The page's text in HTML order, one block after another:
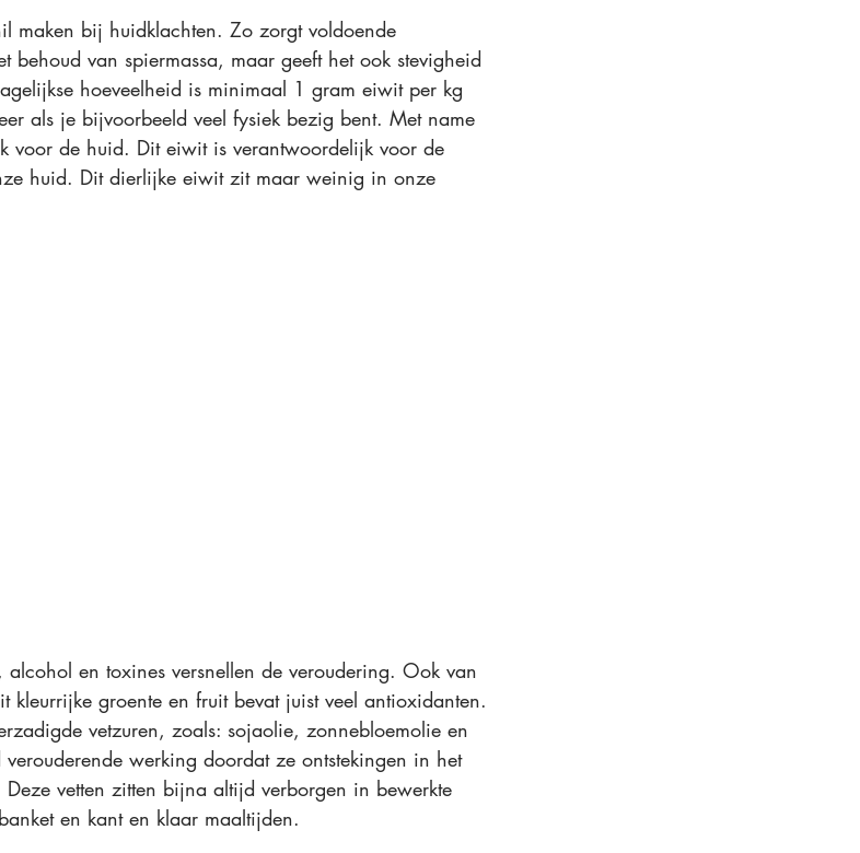
maken bij huidklachten. Zo zorgt voldoende
behoud van spiermassa, maar geeft het ook stevigheid
hoeveelheid is minimaal 1 gram eiwit per kg
als je bijvoorbeeld veel fysiek bezig bent. Met name
voor de huid. Dit eiwit is verantwoordelijk voor de
huid. Dit dierlijke eiwit zit maar weinig in onze
alcohol en toxines versnellen de veroudering. Ook van
kleurrijke groente en fruit bevat juist veel antioxidanten.
vetzuren, zoals: sojaolie, zonnebloemolie en
werking doordat ze ontstekingen in het
vetten zitten bijna altijd verborgen in bewerkte
en kant en klaar maaltijden.